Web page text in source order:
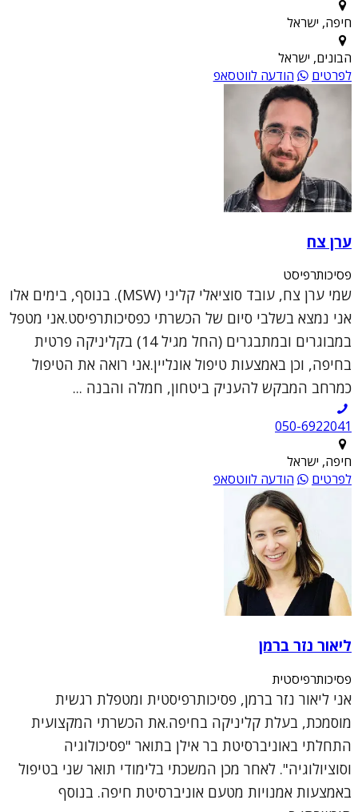
חיפה, ישראל
הבונים, ישראל
לפרטים
הודעה לווטסאפ
ערן צח
פסיכותרפיסט
שמי ערן צח, עובד סוציאלי קליני (MSW). בנוסף, בימים אלו
אני נמצא בשלבי סיום של הכשרתי כפסיכותרפיסט.אני מטפל
במבוגרים ובמתבגרים (החל מגיל 14) בקליניקה פרטית
בחיפה, וכן באמצעות טיפול אונליין.אני רואה את הטיפול
כמרחב המבקש להעניק ביטחון, חמלה והבנה ...
050-6922041
חיפה, ישראל
לפרטים
הודעה לווטסאפ
ליאור נזר ברמן
פסיכותרפיסטית
אני ליאור נזר ברמן, פסיכותרפיסטית ומטפלת רגשית
מוסמכת, בעלת קליניקה בחיפה.את הכשרתי המקצועית
התחלתי באוניברסיטת בר אילן בתואר "פסיכולוגיה
וסוציולוגיה". לאחר מכן המשכתי בלימודי תואר שני בטיפול
באמצעות אמנויות מטעם אוניברסיטת חיפה. בנוסף